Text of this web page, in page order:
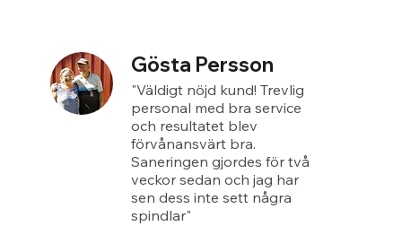
Gösta Persson
"Väldigt nöjd kund! Trevlig
personal med bra service
och resultatet blev
förvånansvärt bra.
Saneringen gjordes för två
veckor sedan och jag har
sen dess inte sett några
spindlar"